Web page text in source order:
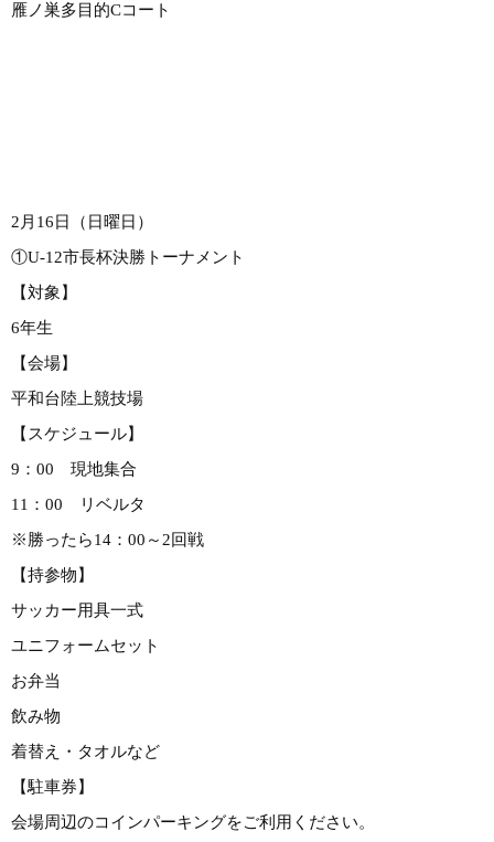
雁ノ巣多目的Cコート
2月16日（日曜日）
①U-12市長杯決勝トーナメント
【対象】
6年生
【会場】
平和台陸上競技場
【スケジュール】
9：00 現地集合
11：00 リベルタ
※勝ったら14：00～2回戦
【持参物】
サッカー用具一式
ユニフォームセット
お弁当
飲み物
着替え・タオルなど
【駐車券】
会場周辺のコインパーキングをご利用ください。